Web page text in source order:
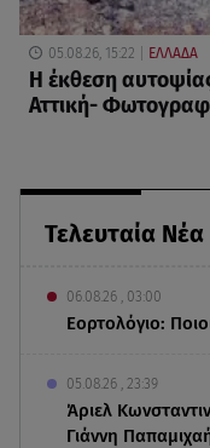
Τελευταία Νέα
06.08.26 , 03:00
Εορτολόγιο:
05.08.26 , 23:39
Άριελ
Γιάννη
05.08.26, 15:22 ΕΛΛΑΔΑ
Η έκθεση
Αττική-